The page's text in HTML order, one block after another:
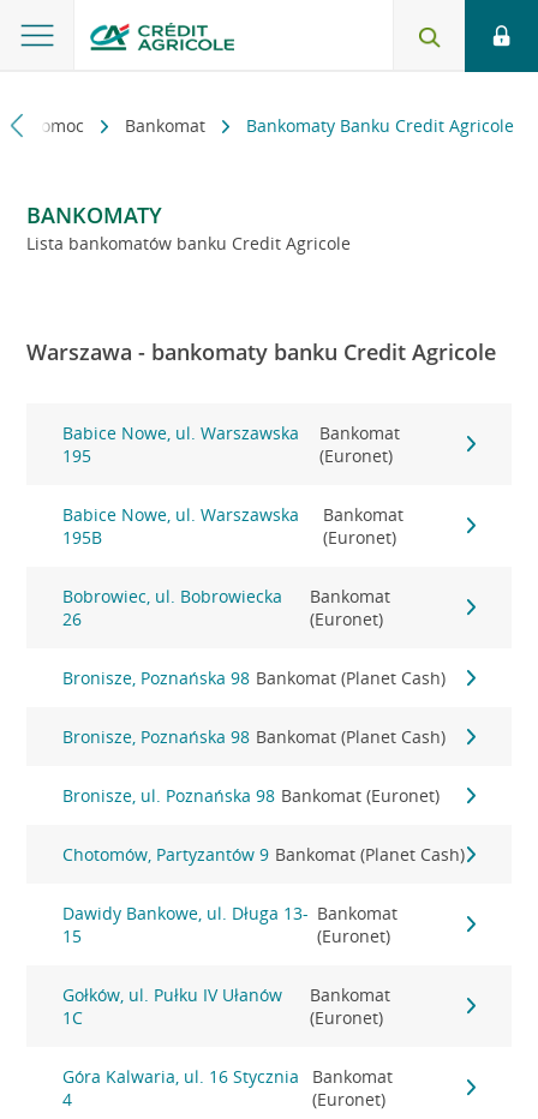
i pomoc Bankomat Bankomaty Banku Credit Agricole
BANKOMATY
Lista bankomatów banku Credit Agricole
Warszawa - bankomaty banku Credit Agricole
Babice Nowe, ul. Warszawska
195
Bankomat
(Euronet)
Babice Nowe, ul. Warszawska
195B
Bankomat
(Euronet)
Bobrowiec, ul. Bobrowiecka
26
Bankomat
(Euronet)
Bronisze, Poznańska 98 Bankomat (Planet Cash)
Bronisze, Poznańska 98 Bankomat (Planet Cash)
Bronisze, ul. Poznańska 98 Bankomat (Euronet)
Chotomów, Partyzantów 9 Bankomat (Planet Cash)
Dawidy Bankowe, ul. Długa 13-
15
Bankomat
(Euronet)
Gołków, ul. Pułku IV Ułanów
1C
Bankomat
(Euronet)
Góra Kalwaria, ul. 16 Stycznia
4
Bankomat
(Euronet)